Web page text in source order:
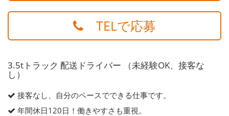
TELで応募
3.5tトラック 配送ドライバー （未経験OK、接客な
し）
接客なし、自分のペースでできる仕事です。
年間休日120日！働きやすさも重視。